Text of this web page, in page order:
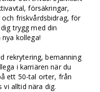
försäkringar,
friskvårdsbidrag, för
trygg med din
kollega!
rekrytering, bemanning
i karriären när du
ett 50-tal orter, från
vi alltid nära dig.